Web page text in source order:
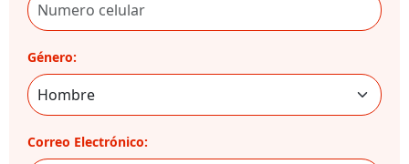
Género:
Correo Electrónico: